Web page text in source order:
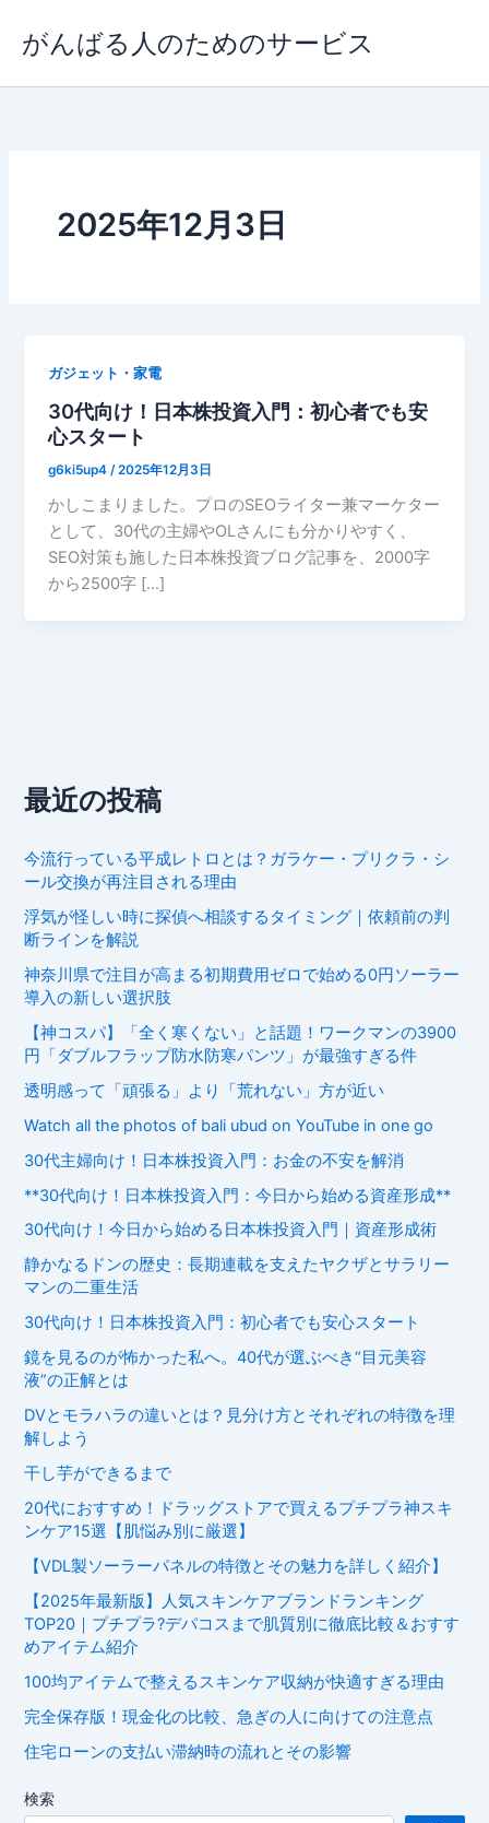
ス
がんばる人のためのサービス
2025年12月3日
ガジェット・家電
30代向け！日本株投資入門：初心者でも安
心スタート
g6ki5up4 /2025年12月3日
かしこまりました。プロのSEOライター兼マーケター
として、30代の主婦やOLさんにも分かりやすく、
SEO対策も施した日本株投資ブログ記事を、2000字
から2500字 […]
最近の投稿
今流行っている平成レトロとは？ガラケー・プリクラ・シ
ール交換が再注目される理由
浮気が怪しい時に探偵へ相談するタイミング｜依頼前の判
断ラインを解説
神奈川県で注目が高まる初期費用ゼロで始める0円ソーラー
導入の新しい選択肢
【神コスパ】「全く寒くない」と話題！ワークマンの3900
円「ダブルフラップ防水防寒パンツ」が最強すぎる件
透明感って「頑張る」より「荒れない」方が近い
Watch all the photos of bali ubud on YouTube in one go
30代主婦向け！日本株投資入門：お金の不安を解消
**30代向け！日本株投資入門：今日から始める資産形成**
30代向け！今日から始める日本株投資入門｜資産形成術
静かなるドンの歴史：長期連載を支えたヤクザとサラリー
マンの二重生活
30代向け！日本株投資入門：初心者でも安心スタート
鏡を見るのが怖かった私へ。40代が選ぶべき“目元美容
液”の正解とは
DVとモラハラの違いとは？見分け方とそれぞれの特徴を理
解しよう
干し芋ができるまで
20代におすすめ！ドラッグストアで買えるプチプラ神スキ
ンケア15選【肌悩み別に厳選】
【VDL製ソーラーパネルの特徴とその魅力を詳しく紹介】
【2025年最新版】人気スキンケアブランドランキング
TOP20｜プチプラ?デパコスまで肌質別に徹底比較＆おすす
めアイテム紹介
100均アイテムで整えるスキンケア収納が快適すぎる理由
完全保存版！現金化の比較、急ぎの人に向けての注意点
住宅ローンの支払い滞納時の流れとその影響
検索